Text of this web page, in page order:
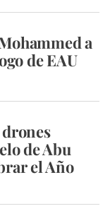
a
de EAU
de Abu
el Año